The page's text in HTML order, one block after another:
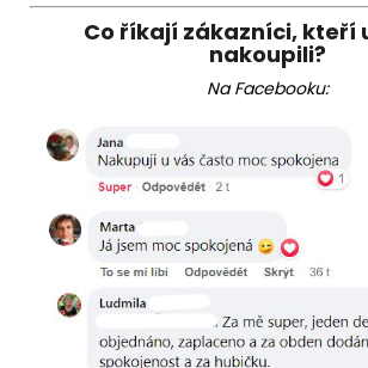
Co říkají zákazníci, kteří
nakoupili?
Na Facebooku: